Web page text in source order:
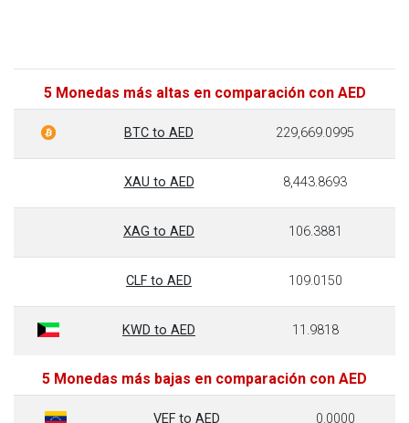
5 Monedas más altas en comparación con AED
BTC to AED 229,669.0995
XAU to AED 8,443.8693
XAG to AED 106.3881
CLF to AED 109.0150
KWD to AED 11.9818
5 Monedas más bajas en comparación con AED
VEF to AED 0.0000